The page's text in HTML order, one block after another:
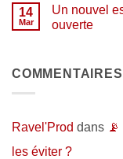
et
au
public
répétition
et
d’enregistrement
pour
donner
musicaux
Pourquoi
organiser
un
?
14
Mar
Un nouvel
ouverte
Un
à
ouverte
Ravel'Prod dans
les éviter ?